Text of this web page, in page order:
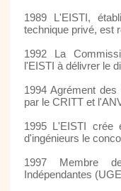
1989 L'EISTI,
technique privé, est
1992 La
l'EISTI à délivrer le
1994 Agrément
par le CRITT et
1995 L'EISTI crée
d'ingénieurs le
1997 Membre
Indépendantes